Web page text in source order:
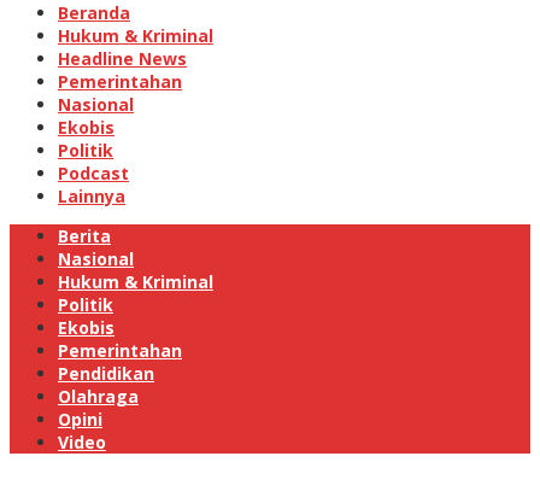
Beranda
Hukum & Kriminal
Headline News
Pemerintahan
Nasional
Ekobis
Politik
Podcast
Lainnya
Berita
Nasional
Hukum & Kriminal
Politik
Ekobis
Pemerintahan
Pendidikan
Olahraga
Opini
Video